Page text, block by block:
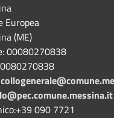
Europea
(ME)
00080270838
090 7721